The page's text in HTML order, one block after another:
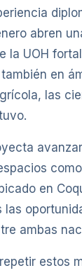
abren
la UOH
en
las
en
las
ambas
estos